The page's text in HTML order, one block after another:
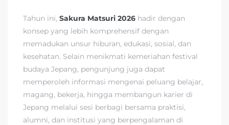
Tahun ini, Sakura Matsuri 2026 hadir dengan
konsep yang lebih komprehensif dengan
memadukan unsur hiburan, edukasi, sosial, dan
kesehatan. Selain menikmati kemeriahan festival
budaya Jepang, pengunjung juga dapat
memperoleh informasi mengenai peluang belajar,
magang, bekerja, hingga membangun karier di
Jepang melalui sesi berbagi bersama praktisi,
alumni, dan institusi yang berpengalaman di